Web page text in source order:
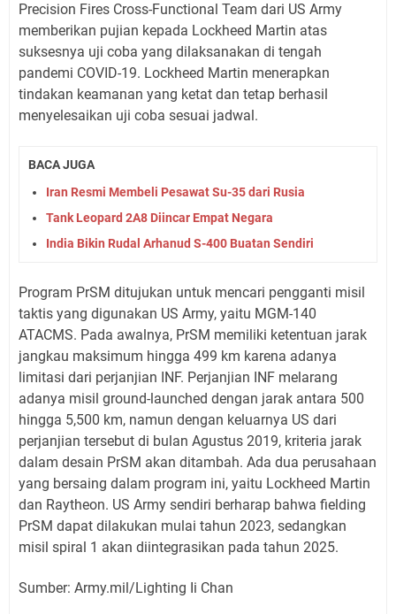
Precision Fires Cross-Functional Team dari US Army
memberikan pujian kepada Lockheed Martin atas
suksesnya uji coba yang dilaksanakan di tengah
pandemi COVID-19. Lockheed Martin menerapkan
tindakan keamanan yang ketat dan tetap berhasil
menyelesaikan uji coba sesuai jadwal.
BACA JUGA
Iran Resmi Membeli Pesawat Su-35 dari Rusia
Tank Leopard 2A8 Diincar Empat Negara
India Bikin Rudal Arhanud S-400 Buatan Sendiri
Program PrSM ditujukan untuk mencari pengganti misil
taktis yang digunakan US Army, yaitu MGM-140
ATACMS. Pada awalnya, PrSM memiliki ketentuan jarak
jangkau maksimum hingga 499 km karena adanya
limitasi dari perjanjian INF. Perjanjian INF melarang
adanya misil ground-launched dengan jarak antara 500
hingga 5,500 km, namun dengan keluarnya US dari
perjanjian tersebut di bulan Agustus 2019, kriteria jarak
dalam desain PrSM akan ditambah. Ada dua perusahaan
yang bersaing dalam program ini, yaitu Lockheed Martin
dan Raytheon. US Army sendiri berharap bahwa fielding
PrSM dapat dilakukan mulai tahun 2023, sedangkan
misil spiral 1 akan diintegrasikan pada tahun 2025.
Sumber: Army.mil/Lighting Ii Chan